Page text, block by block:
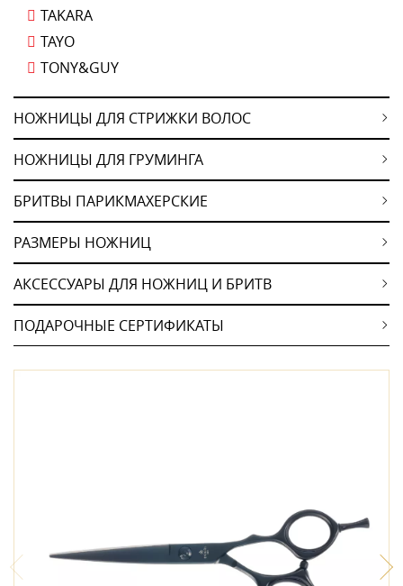
TAKARA
TAYO
TONY&GUY
НОЖНИЦЫ ДЛЯ СТРИЖКИ ВОЛОС
НОЖНИЦЫ ДЛЯ ГРУМИНГА
БРИТВЫ ПАРИКМАХЕРСКИЕ
РАЗМЕРЫ НОЖНИЦ
АКСЕССУАРЫ ДЛЯ НОЖНИЦ И БРИТВ
ПОДАРОЧНЫЕ СЕРТИФИКАТЫ